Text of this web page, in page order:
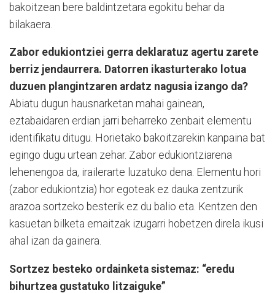
bakoitzean bere baldintzetara egokitu behar da
bilakaera.
Zabor edukiontziei gerra deklaratuz agertu zarete
berriz jendaurrera. Datorren ikasturterako lotua
duzuen plangintzaren ardatz nagusia izango da?
Abiatu dugun hausnarketan mahai gainean,
eztabaidaren erdian jarri beharreko zenbait elementu
identifikatu ditugu. Horietako bakoitzarekin kanpaina bat
egingo dugu urtean zehar. Zabor edukiontziarena
lehenengoa da, irailerarte luzatuko dena. Elementu hori
(zabor edukiontzia) hor egoteak ez dauka zentzurik
arazoa sortzeko besterik ez du balio eta. Kentzen den
kasuetan bilketa emaitzak izugarri hobetzen direla ikusi
ahal izan da gainera.
Sortzez besteko ordainketa sistemaz: “eredu
bihurtzea gustatuko litzaiguke”